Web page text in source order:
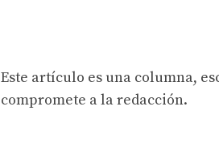
Este artículo es una columna,
compromete a la redacción.